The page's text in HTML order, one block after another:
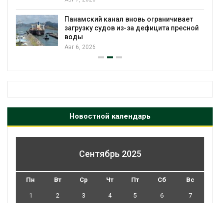
Панамский канал вновь ограничивает
загрузку судов из-за дефицита пресной
воды
Авг 6, 2026
Новостной календарь
Сентябрь 2025
Пн Вт Ср Чт Пт Сб Вс
1 2 3 4 5 6 7